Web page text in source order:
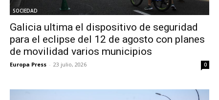
SOCIEDAD
Galicia ultima el dispositivo de seguridad
para el eclipse del 12 de agosto con planes
de movilidad varios municipios
Europa Press - 23 julio, 2026 0